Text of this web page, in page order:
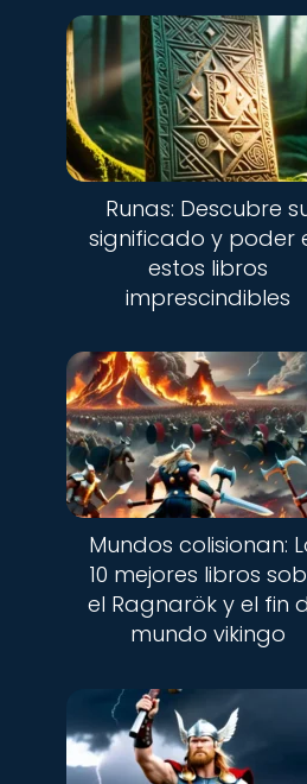
Runas: Descubre
significado y poder
estos libros
imprescindibles
Mundos colisionan:
10 mejores libros
el Ragnarök y el fin
mundo vikingo